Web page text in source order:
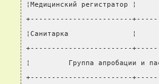
¦Медицинский
+------------------------
¦Санитарка               ¦
+------------------------
¦         Группа апробации и
+------------------------